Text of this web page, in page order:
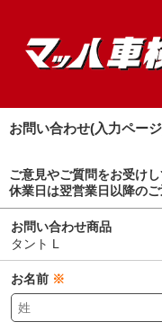
お問い合わせ(入力ペー
ご意見やご質問をお受けし
休業日は翌営業日以降の
お問い合わせ商品
タント L
お名前 ※